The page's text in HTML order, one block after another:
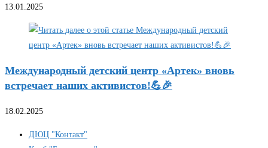
13.01.2025
Международный детский центр «Артек» вновь
встречает наших активистов!💪🎉
18.02.2025
ДЮЦ "Контакт"